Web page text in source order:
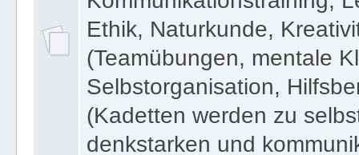
Selbstorganisation,
(Kadetten werden zu
denkstarken und
erzogen/ausgebildet).
Moderator:Ronald Johannes